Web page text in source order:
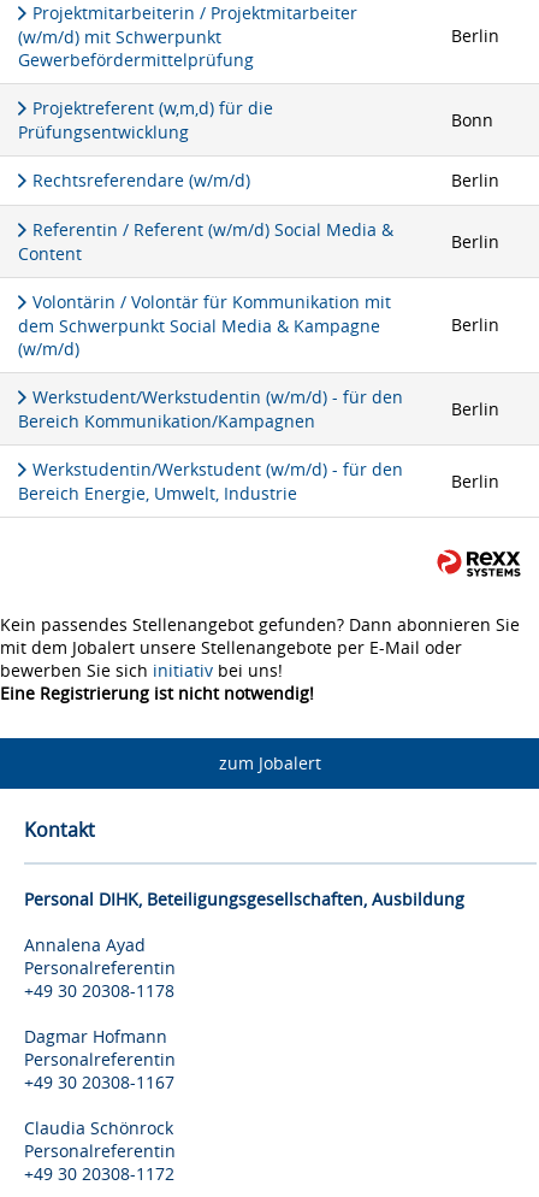
Projektmitarbeiterin / Projektmitarbeiter
(w/m/d) mit Schwerpunkt
Gewerbefördermittelprüfung
Berlin
Projektreferent (w,m,d) für die
Prüfungsentwicklung
Bonn
Rechtsreferendare (w/m/d) Berlin
Referentin / Referent (w/m/d) Social Media &
Content
Berlin
Volontärin / Volontär für Kommunikation mit
dem Schwerpunkt Social Media & Kampagne
(w/m/d)
Berlin
Werkstudent/Werkstudentin (w/m/d) - für den
Bereich Kommunikation/Kampagnen
Berlin
Werkstudentin/Werkstudent (w/m/d) - für den
Bereich Energie, Umwelt, Industrie
Berlin
Kein passendes Stellenangebot gefunden? Dann abonnieren Sie
mit dem Jobalert unsere Stellenangebote per E-Mail oder
bewerben Sie sich initiativ bei uns!
Eine Registrierung ist nicht notwendig!
zum Jobalert
Kontakt
Personal DIHK, Beteiligungsgesellschaften, Ausbildung
Annalena Ayad
Personalreferentin
+49 30 20308-1178
Dagmar Hofmann
Personalreferentin
+49 30 20308-1167
Claudia Schönrock
Personalreferentin
+49 30 20308-1172